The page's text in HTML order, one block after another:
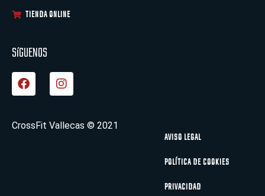
TIENDA ONLINE
SíGUENOS
F
a
b
I
n
a
CrossFit Vallecas © 2021
AVISO LEGAL
POLÍTICA DE COOKIES
PRIVACIDAD